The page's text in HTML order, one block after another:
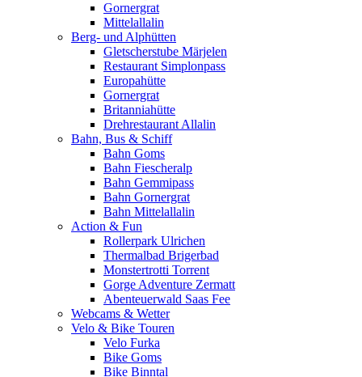
Gornergrat
Mittelallalin
Berg- und Alphütten
Gletscherstube Märjelen
Restaurant Simplonpass
Europahütte
Gornergrat
Britanniahütte
Drehrestaurant Allalin
Bahn, Bus & Schiff
Bahn Goms
Bahn Fiescheralp
Bahn Gemmipass
Bahn Gornergrat
Bahn Mittelallalin
Action & Fun
Rollerpark Ulrichen
Thermalbad Brigerbad
Monstertrotti Torrent
Gorge Adventure Zermatt
Abenteuerwald Saas Fee
Webcams & Wetter
Velo & Bike Touren
Velo Furka
Bike Goms
Bike Binntal